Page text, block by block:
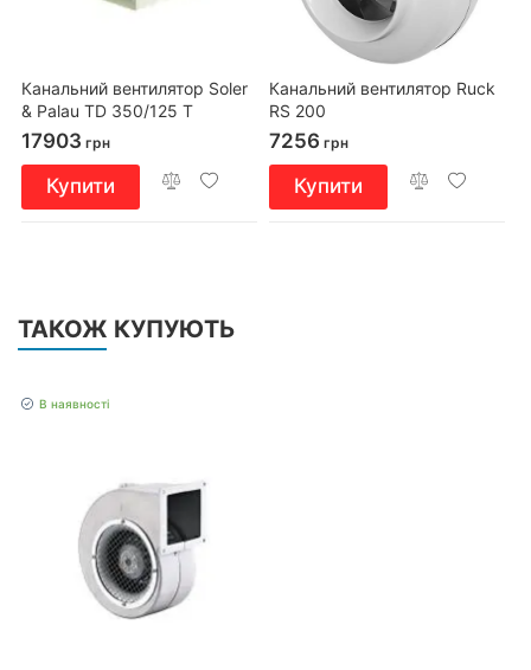
Канальний вентилятор Soler
& Palau TD 350/125 T
17903 грн
Купити
Канальний вентилятор Ruck
RS 200
7256 грн
Купити
ТАКОЖ КУПУЮТЬ
В наявності